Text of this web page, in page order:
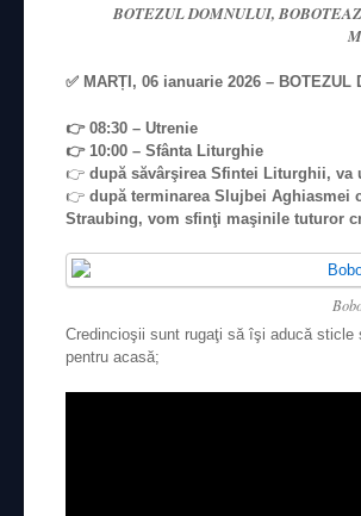
BOTEZUL DOMNULUI,
✅ MARȚI, 06 ianuarie 2026 –
👉 08:30 – Utrenie
👉 10:00 – Sfânta Liturghie
👉 după săvârşirea Sfintei Liturghii, va
👉 după terminarea Slujbei Aghiasmei
Straubing, vom sfinţi maşinile tuturor
Credincioşii sunt rugaţi să îşi aducă
pentru acasă;